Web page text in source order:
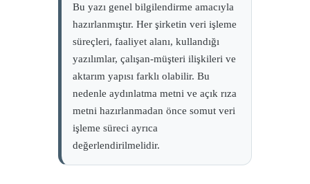
Bu yazı genel bilgilendirme amacıyla
hazırlanmıştır. Her şirketin veri işleme
süreçleri, faaliyet alanı, kullandığı
yazılımlar, çalışan-müşteri ilişkileri ve
aktarım yapısı farklı olabilir. Bu
nedenle aydınlatma metni ve açık rıza
metni hazırlanmadan önce somut veri
işleme süreci ayrıca
değerlendirilmelidir.